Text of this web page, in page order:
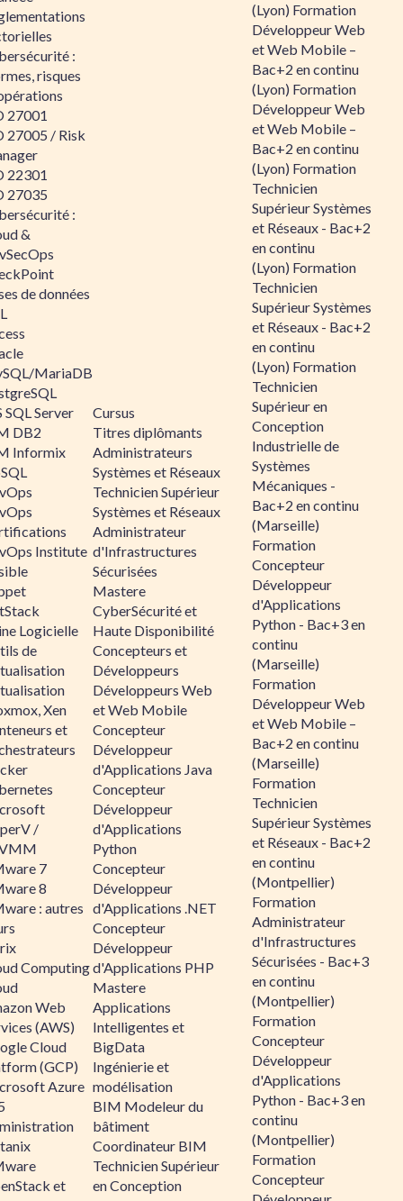
:
risques
27001
27005 / Risk
22301
27035
:
&
de données
MariaDB
SQL Server
DB2
Informix
Institute
Logicielle
de
Xen
et
/
7
8
: autres
Computing
Web
(AWS)
Cloud
(GCP)
Azure
et
Cursus
Titres diplômants
Administrateurs
Systèmes et Réseaux
Technicien Supérieur
Systèmes et Réseaux
Administrateur
d'Infrastructures
Sécurisées
Mastere
CyberSécurité et
Haute Disponibilité
Concepteurs et
Développeurs
Développeurs Web
et Web Mobile
Concepteur
Développeur
d'Applications Java
Concepteur
Développeur
d'Applications
Python
Concepteur
Développeur
d'Applications .NET
Concepteur
Développeur
d'Applications PHP
Mastere
Applications
Intelligentes et
BigData
Ingénierie et
modélisation
BIM Modeleur du
bâtiment
Coordinateur BIM
Technicien Supérieur
en Conception
(Lyon) Formation
Développeur Web
et Web Mobile –
Bac+2 en continu
(Lyon) Formation
Développeur Web
et Web Mobile –
Bac+2 en continu
(Lyon) Formation
Technicien
Supérieur Systèmes
et Réseaux - Bac+2
en continu
(Lyon) Formation
Technicien
Supérieur Systèmes
et Réseaux - Bac+2
en continu
(Lyon) Formation
Technicien
Supérieur en
Conception
Industrielle de
Systèmes
Mécaniques -
Bac+2 en continu
(Marseille)
Formation
Concepteur
Développeur
d'Applications
Python - Bac+3 en
continu
(Marseille)
Formation
Développeur Web
et Web Mobile –
Bac+2 en continu
(Marseille)
Formation
Technicien
Supérieur Systèmes
et Réseaux - Bac+2
en continu
(Montpellier)
Formation
Administrateur
d'Infrastructures
Sécurisées - Bac+3
en continu
(Montpellier)
Formation
Concepteur
Développeur
d'Applications
Python - Bac+3 en
continu
(Montpellier)
Formation
Concepteur